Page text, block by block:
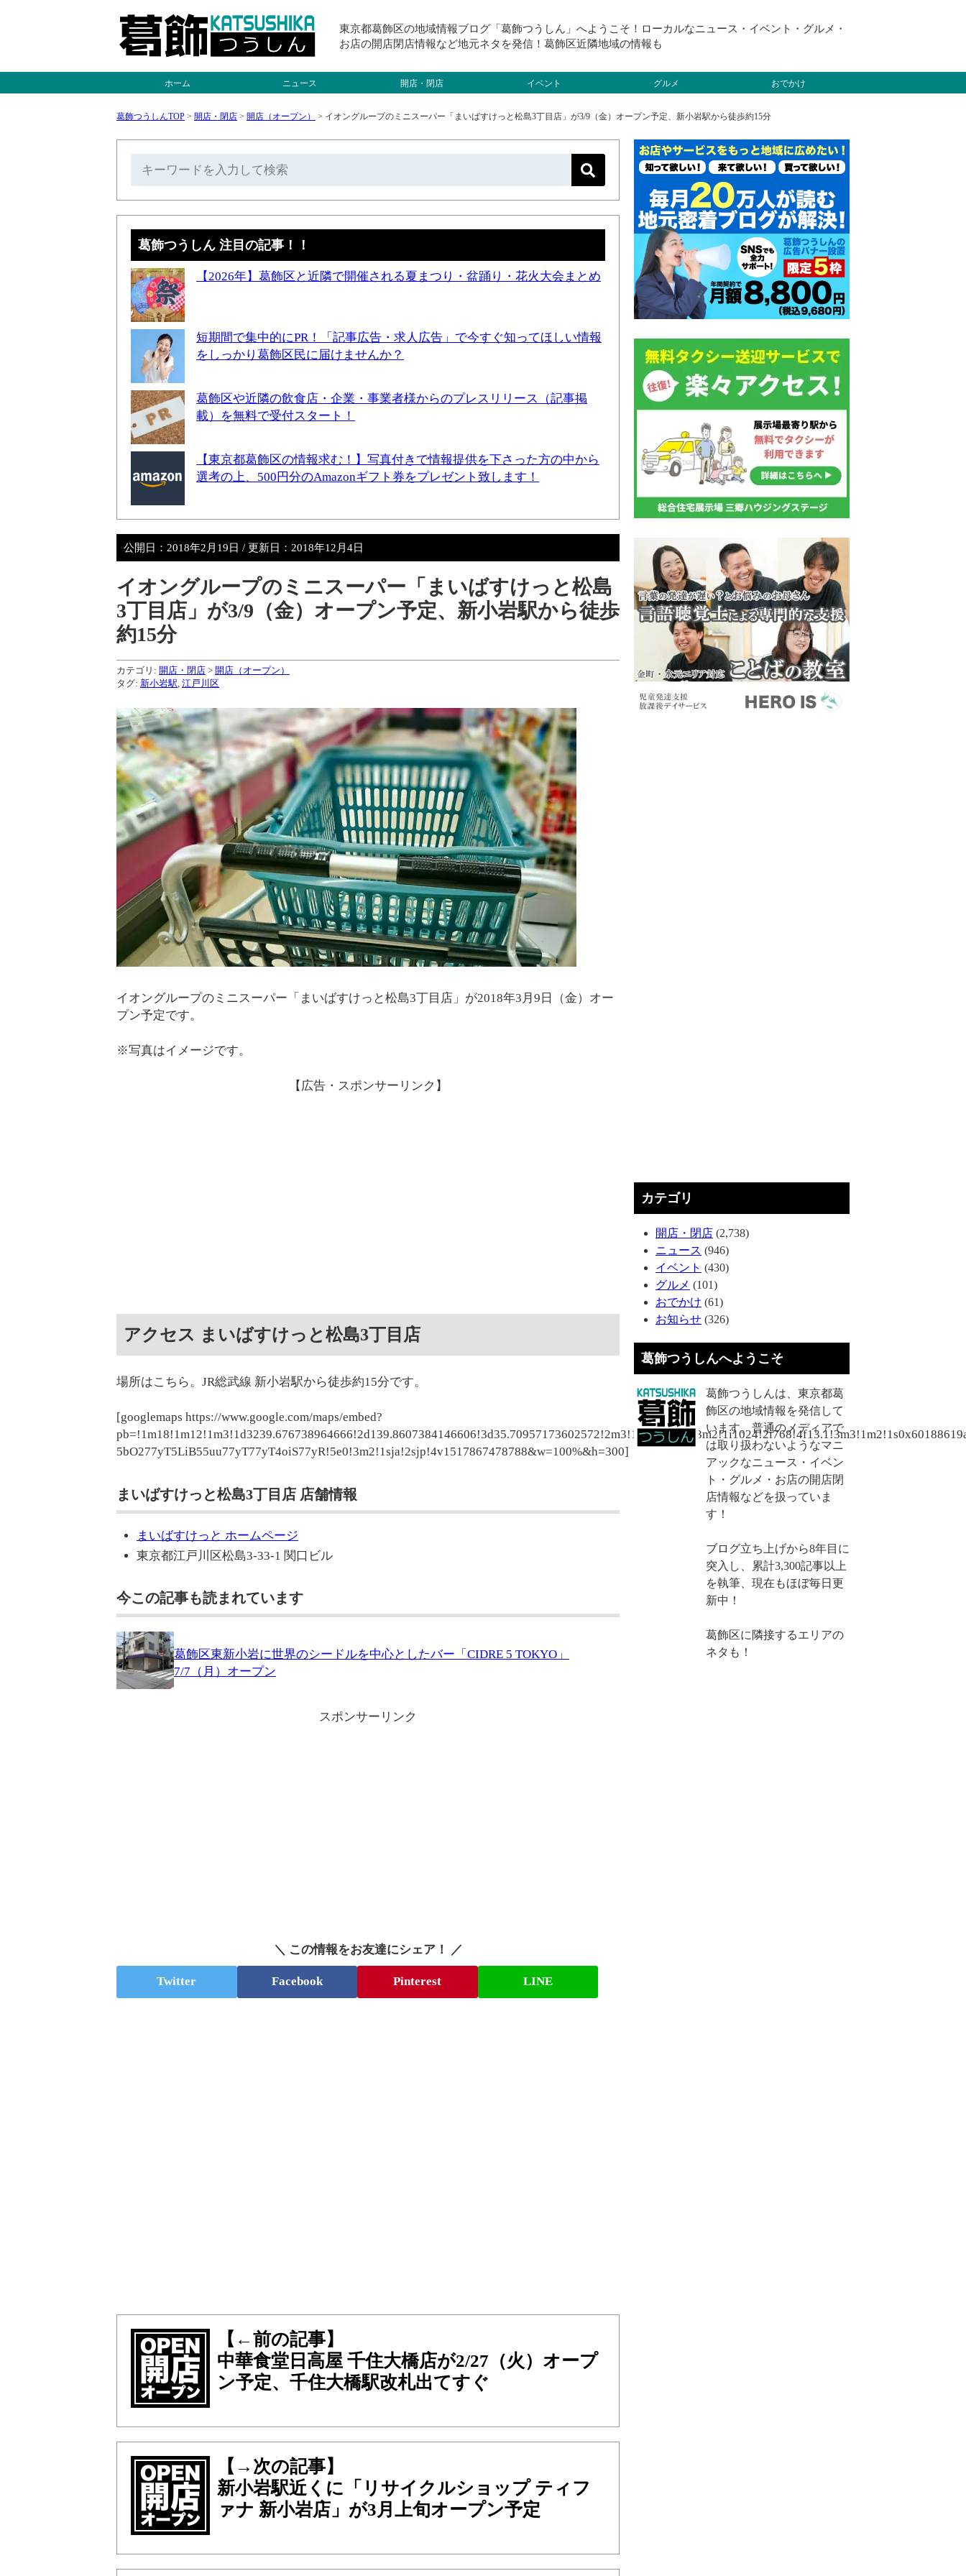
東京都葛飾区の地域情報ブログ「葛飾つうしん」へようこそ！ローカルなニュース・イベント・グルメ・
お店の開店閉店情報など地元ネタを発信！葛飾区近隣地域の情報も
ホーム ニュース 開店・閉店 イベント グルメ おでかけ
葛飾つうしんTOP > 開店・閉店 > 開店（オープン） > イオングループのミニスーパー「まいばすけっと松島3丁目店」が3/9（金）オープン予定、新小岩駅から徒歩約15分
葛飾つうしん 注目の記事！！
【2026年】葛飾区と近隣で開催される夏まつり・盆踊り・花火大会まとめ
短期間で集中的にPR！「記事広告・求人広告」で今すぐ知ってほしい情報
をしっかり葛飾区民に届けませんか？
葛飾区や近隣の飲食店・企業・事業者様からのプレスリリース（記事掲
載）を無料で受付スタート！
【東京都葛飾区の情報求む！】写真付きで情報提供を下さった方の中から
選考の上、500円分のAmazonギフト券をプレゼント致します！
公開日： 2018年2月19日 / 更新日： 2018年12月4日
イオングループのミニスーパー「まいばすけっと松島
3丁目店」が3/9（金）オープン予定、新小岩駅から徒歩
約15分
カテゴリ: 開店・閉店 > 開店（オープン）
タグ: 新小岩駅 江戸川区
イオングループのミニスーパー「まいばすけっと松島3丁目店」が2018年3月9日（金）オー
プン予定です。
※写真はイメージです。
【広告・スポンサーリンク】
アクセス まいばすけっと松島3丁目店
場所はこちら。JR総武線 新小岩駅から徒歩約15分です。
[googlemaps https://www.google.com/maps/embed?
5bO277yT5LiB55uu77yT77yT4oiS77yR!5e0!3m2!1sja!2sjp!4v1517867478788&w=100%&h=300]
まいばすけっと松島3丁目店 店舗情報
まいばすけっと ホームページ
東京都江戸川区松島3-33-1 関口ビル
今この記事も読まれています
葛飾区東新小岩に世界のシードルを中心としたバー「CIDRE 5 TOKYO」
7/7（月）オープン
スポンサーリンク
＼ この情報をお友達にシェア！ ／
Twitter Facebook Pinterest LINE
【←前の記事】
中華食堂日高屋 千住大橋店が2/27（火）オープ
ン予定、千住大橋駅改札出てすぐ
【→次の記事】
新小岩駅近くに「リサイクルショップ ティフ
ァナ 新小岩店」が3月上旬オープン予定
カテゴリ
開店・閉店 (2,738)
ニュース (946)
イベント (430)
グルメ (101)
おでかけ (61)
お知らせ (326)
葛飾つうしんへようこそ
葛飾つうしんは、東京都葛
飾区の地域情報を発信して
います。普通のメディアで
は取り扱わないようなマニ
アックなニュース・イベン
ト・グルメ・お店の開店閉
店情報などを扱っていま
す！
ブログ立ち上げから8年目に
突入し、累計3,300記事以上
を執筆、現在もほぼ毎日更
新中！
葛飾区に隣接するエリアの
ネタも！